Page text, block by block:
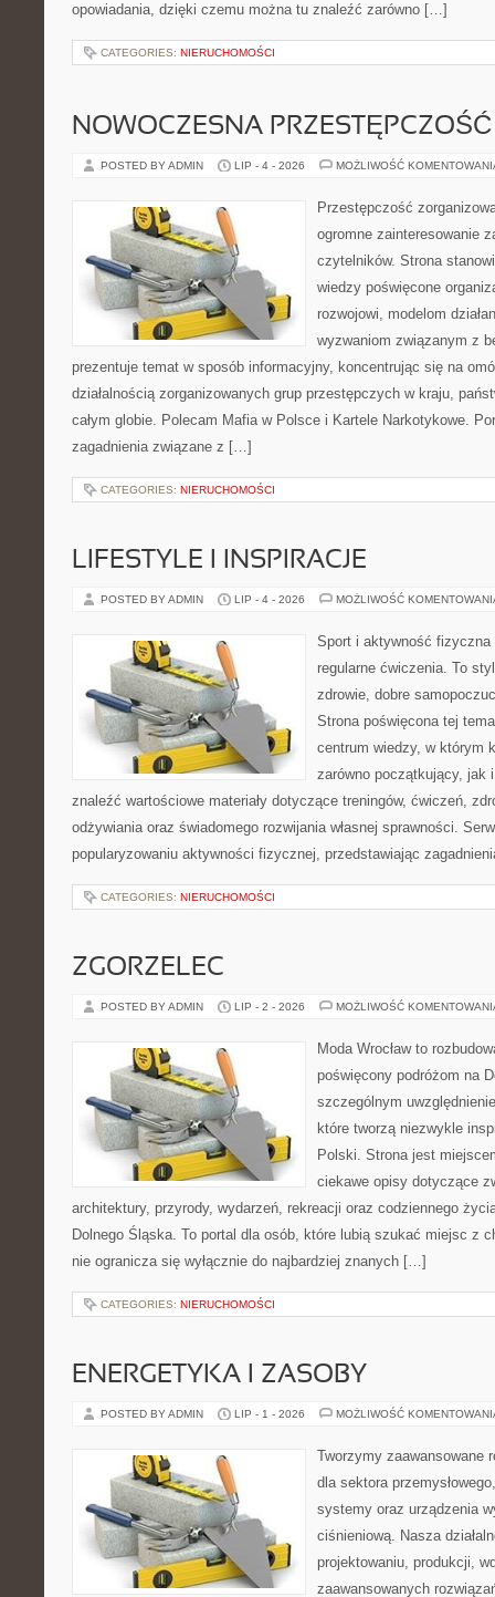
opowiadania, dzięki czemu można tu znaleźć zarówno […]
CATEGORIES: NIERUCHOMOŚCI
NOWOCZESNA PRZESTĘPCZOŚĆ
POSTED BY ADMIN LIP - 4 - 2026 MOŻLIWOŚĆ
Przestępczość
ogromne zainteresowanie
czytelników. Strona
wiedzy poświęcone
rozwojowi, modelom
wyzwaniom związanym z
prezentuje temat w sposób informacyjny, koncentrując się na
działalnością zorganizowanych grup przestępczych w kraju,
całym globie. Polecam Mafia w Polsce i Kartele Narkotykowe.
zagadnienia związane z […]
CATEGORIES: NIERUCHOMOŚCI
LIFESTYLE I INSPIRACJE
POSTED BY ADMIN LIP - 4 - 2026 MOŻLIWOŚĆ
Sport i aktywność
regularne ćwiczenia. To
zdrowie, dobre
Strona poświęcona tej
centrum wiedzy, w którym
zarówno początkujący, jak
znaleźć wartościowe materiały dotyczące treningów, ćwiczeń,
odżywiania oraz świadomego rozwijania własnej sprawności.
popularyzowaniu aktywności fizycznej, przedstawiając
CATEGORIES: NIERUCHOMOŚCI
ZGORZELEC
POSTED BY ADMIN LIP - 2 - 2026 MOŻLIWOŚĆ
Moda Wrocław to
poświęcony podróżom na
szczególnym
które tworzą niezwykle
Polski. Strona jest
ciekawe opisy dotyczące
architektury, przyrody, wydarzeń, rekreacji oraz codziennego
Dolnego Śląska. To portal dla osób, które lubią szukać miejsc z
nie ogranicza się wyłącznie do najbardziej znanych […]
CATEGORIES: NIERUCHOMOŚCI
ENERGETYKA I ZASOBY
POSTED BY ADMIN LIP - 1 - 2026 MOŻLIWOŚĆ
Tworzymy zaawansowane
dla sektora
systemy oraz urządzenia
ciśnieniową. Nasza
projektowaniu, produkcji,
zaawansowanych